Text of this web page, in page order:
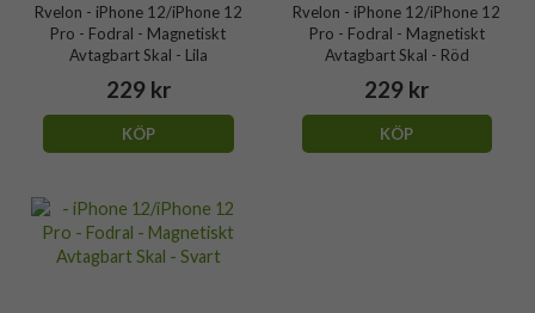
Rvelon - iPhone 12/iPhone 12
Pro - Fodral - Magnetiskt
Avtagbart Skal - Lila
229 kr
KÖP
Rvelon - iPhone 12/iPhone 12
Pro - Fodral - Magnetiskt
Avtagbart Skal - Röd
229 kr
KÖP